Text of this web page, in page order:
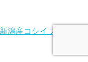
産コシイブキ